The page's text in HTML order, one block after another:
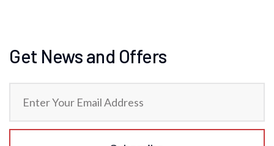
Get News and Offers